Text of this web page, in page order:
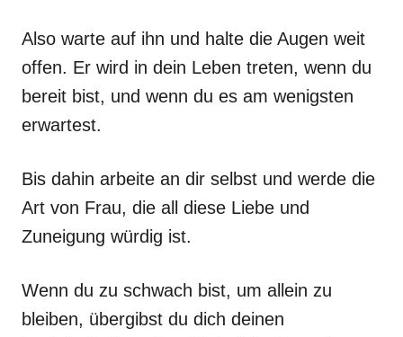
Also warte auf ihn und halte die Augen weit
offen. Er wird in dein Leben treten, wenn du
bereit bist, und wenn du es am wenigsten
erwartest.
Bis dahin arbeite an dir selbst und werde die
Art von Frau, die all diese Liebe und
Zuneigung würdig ist.
Wenn du zu schwach bist, um allein zu
bleiben, übergibst du dich deinen